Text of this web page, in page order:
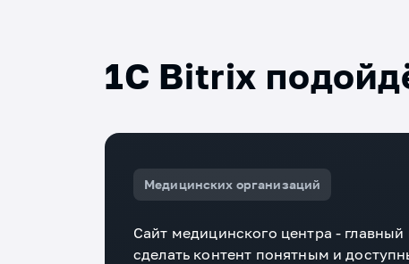
1С Bitrix
Медицинских организаций
Сайт медицинского центра -
сделать контент понятным и